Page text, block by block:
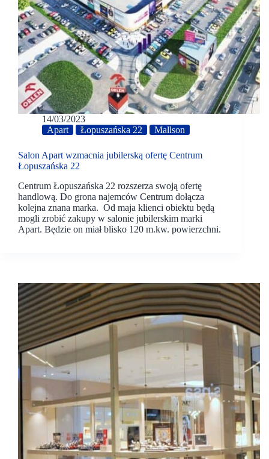
14/03/2023
Apart
Łopuszańska 22 Mallson
Salon Apart wzmacnia jubilerską ofertę Centrum
Łopuszańska 22
Centrum Łopuszańska 22 rozszerza swoją ofertę
handlową. Do grona najemców Centrum dołącza
kolejna znana marka. Od maja klienci obiektu będą
mogli zrobić zakupy w salonie jubilerskim marki
Apart. Będzie on miał blisko 120 m.kw. powierzchni.